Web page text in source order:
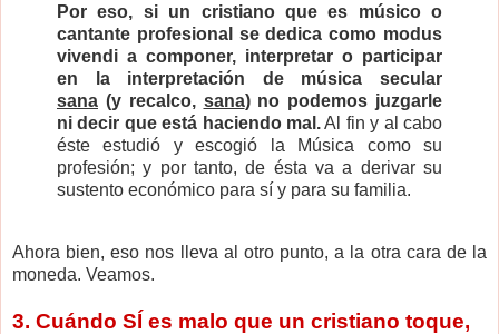
Por eso, si un cristiano que es músico o
cantante profesional se dedica como modus
vivendi a componer, interpretar o participar
en la interpretación de música secular
sana (y recalco, sana) no podemos juzgarle
ni decir que está haciendo mal.Al fin y al cabo
éste estudió y escogió la Música como su
profesión; y por tanto, de ésta va a derivar su
sustento económico para sí y para su familia.
Ahora bien, eso nos lleva al otro punto, a la otra cara de la
moneda. Veamos.
3. Cuándo SÍ es malo que un cristiano toque,